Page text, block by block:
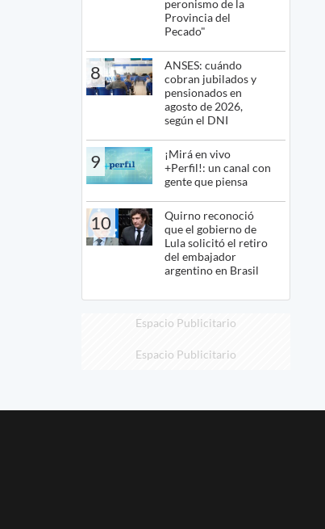
peronismo de la
Provincia del
Pecado"
8
ANSES: cuándo
cobran jubilados y
pensionados en
agosto de 2026,
según el DNI
9
¡Mirá en vivo
+Perfil!: un canal con
gente que piensa
10
Quirno reconoció
que el gobierno de
Lula solicitó el retiro
del embajador
argentino en Brasil
Espacio Publicitario
Espacio Publicitario